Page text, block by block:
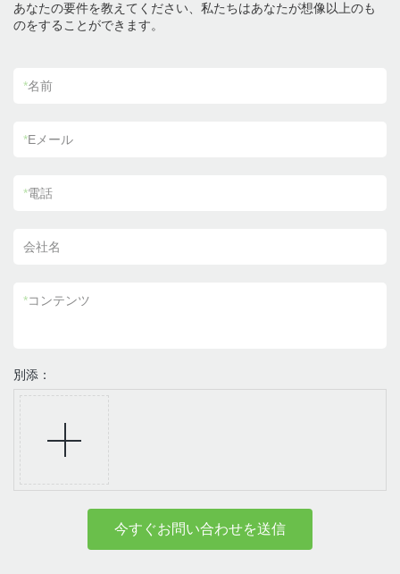
あなたの要件を教えてください、私たちはあなたが想像以上のも
のをすることができます。
*名前
*Eメール
*電話
会社名
*コンテンツ
別添：
今すぐお問い合わせを送信